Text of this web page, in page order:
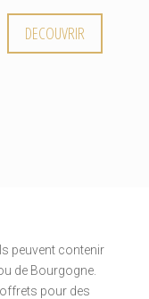
DECOUVRIR
peuvent contenir
de Bourgogne.
pour des